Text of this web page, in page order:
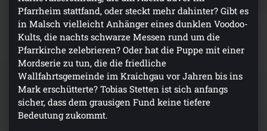
Pfarrheim stattfand, oder steckt mehr dahinter? Gibt es
in Malsch vielleicht Anhänger eines dunklen Voodoo-
Kults, die nachts schwarze Messen rund um die
Pfarrkirche zelebrieren? Oder hat die Puppe mit einer
Mordserie zu tun, die die friedliche
Wallfahrtsgemeinde im Kraichgau vor Jahren bis ins
Mark erschütterte? Tobias Stetten ist sich anfangs
sicher, dass dem grausigen Fund keine tiefere
Bedeutung zukommt.